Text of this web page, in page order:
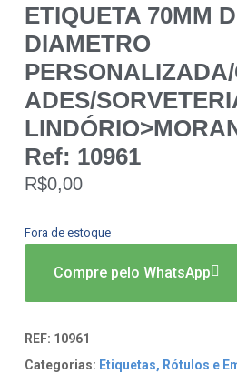
ETIQUETA 70MM
DIAMETRO
ADES/
Ref: 10961
R$0,00
Fora de estoque
Compre pelo WhatsApp
REF: 10961
Categorias: Etiquetas, Rótulos e